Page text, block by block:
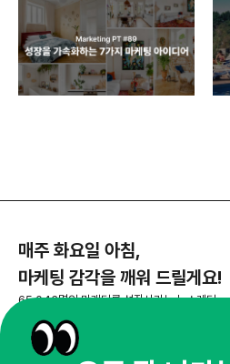
매주 화요일 아침,
마케팅 감각을 깨워 드릴게요!
65,043명의 마케터를 성장시키는 뉴스레터
뉴스레터 구독하기